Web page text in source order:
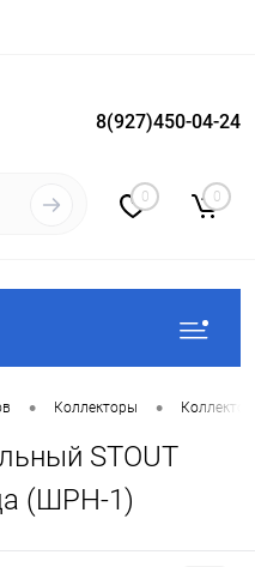
Вход Регистрация
8(927)450-04-24
0 0
• Коллекторы •
STOUT
(ШРН-1)